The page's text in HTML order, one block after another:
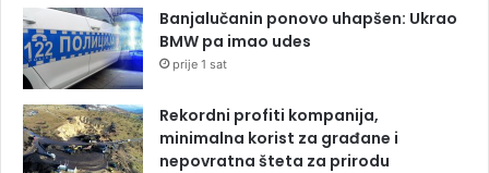
Banjalučanin ponovo uhapšen: Ukrao
BMW pa imao udes
prije 1 sat
Rekordni profiti kompanija,
minimalna korist za građane i
nepovratna šteta za prirodu